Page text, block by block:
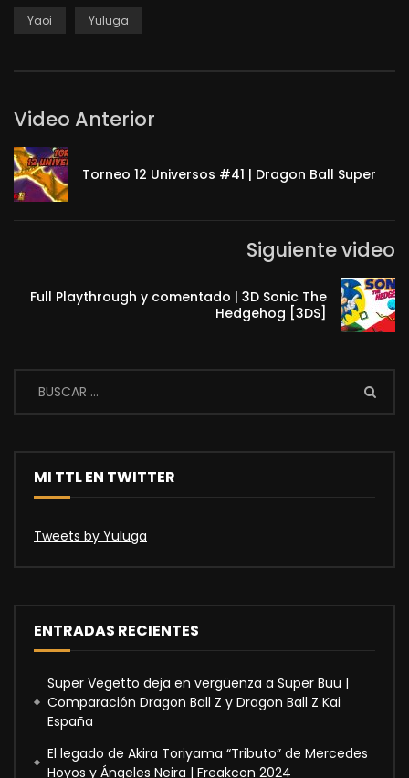
Yaoi Yuluga
Video Anterior
Torneo 12 Universos #41 | Dragon Ball Super
Siguiente video
Full Playthrough y comentado | 3D Sonic The
Hedgehog [3DS]
MI TTL EN TWITTER
Tweets by Yuluga
ENTRADAS RECIENTES
Super Vegetto deja en vergüenza a Super Buu |
Comparación Dragon Ball Z y Dragon Ball Z Kai
España
El legado de Akira Toriyama “Tributo” de Mercedes
Hoyos y Ángeles Neira | Freakcon 2024